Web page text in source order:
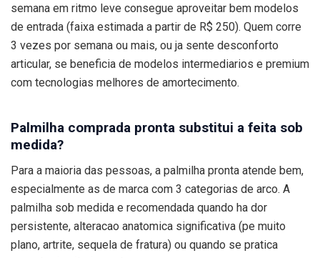
semana em ritmo leve consegue aproveitar bem modelos
de entrada (faixa estimada a partir de R$ 250). Quem corre
3 vezes por semana ou mais, ou ja sente desconforto
articular, se beneficia de modelos intermediarios e premium
com tecnologias melhores de amortecimento.
Palmilha comprada pronta substitui a feita sob
medida?
Para a maioria das pessoas, a palmilha pronta atende bem,
especialmente as de marca com 3 categorias de arco. A
palmilha sob medida e recomendada quando ha dor
persistente, alteracao anatomica significativa (pe muito
plano, artrite, sequela de fratura) ou quando se pratica